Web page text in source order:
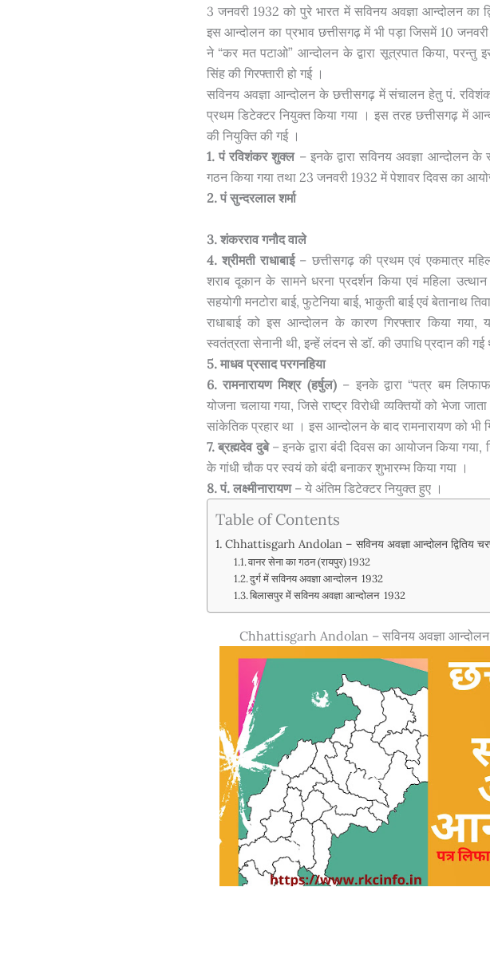
3 जनवरी 1932 को पुरे भारत में सविनय अवज्ञा आन्दोलन का
इस आन्दोलन का प्रभाव छत्तीसगढ़ में भी पड़ा जिसमें 10
ने “कर मत पटाओ” आन्दोलन के द्वारा सूत्रपात किया, परन्तु
सिंह की गिरफ्तारी हो गई ।
सविनय अवज्ञा आन्दोलन के छत्तीसगढ़ में संचालन हेतु पं.
प्रथम डिटेक्टर नियुक्त किया गया । इस तरह छत्तीसगढ़ में
की नियुक्ति की गई ।
1. पं रविशंकर शुक्ल– इनके द्वारा सविनय अवज्ञा आन्दोलन के
गठन किया गया तथा 23 जनवरी 1932 में पेशावर दिवस का
2. पं सुन्दरलाल शर्मा
3. शंकरराव गनौद वाले
4. श्रीमती राधाबाई – छत्तीसगढ़ की प्रथम एवं एकमात्र
शराब दूकान के सामने धरना प्रदर्शन किया एवं महिला
सहयोगी मनटोरा बाई, फुटेनिया बाई, भाकुती बाई एवं बेतानाथ
राधाबाई को इस आन्दोलन के कारण गिरफ्तार किया गया,
स्वतंत्रता सेनानी थी, इन्हें लंदन से डॉ. की उपाधि प्रदान की गई
5. माधव प्रसाद परगनहिया
6. रामनारायण मिश्र (हर्षुल)– इनके द्वारा “पत्र बम
योजना चलाया गया, जिसे राष्ट्र विरोधी व्यक्तियों को भेजा
सांकेतिक प्रहार था । इस आन्दोलन के बाद रामनारायण को भी
7. ब्रह्मदेव दुबे– इनके द्वारा बंदी दिवस का आयोजन किया
के गांधी चौक पर स्वयं को बंदी बनाकर शुभारम्भ किया गया ।
8. पं. लक्ष्मीनारायण– ये अंतिम डिटेक्टर नियुक्त हुए ।
Table of Contents
Chhattisgarh Andolan – सविनय अवज्ञा आन्दोलन द्वितिय
वानर सेना का गठन (रायपुर) 1932
दुर्ग में सविनय अवज्ञा आन्दोलन 1932
बिलासपुर में सविनय अवज्ञा आन्दोलन 1932
Chhattisgarh Andolan – सविनय अवज्ञा आन्दोलन